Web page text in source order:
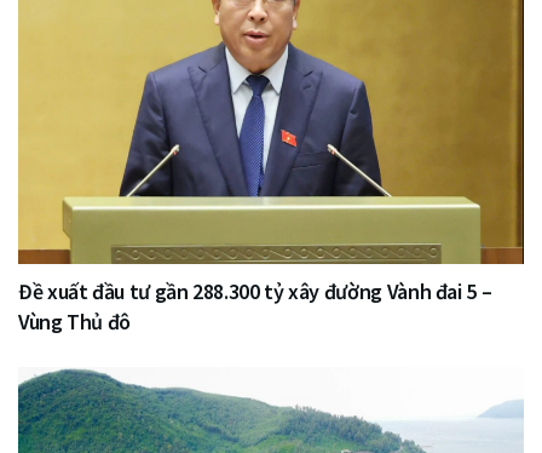
Đề xuất đầu tư gần 288.300 tỷ xây đường Vành đai 5 –
Vùng Thủ đô